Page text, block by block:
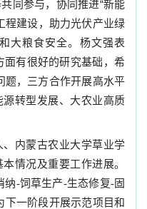
同参与，协同推进“新能
程建设，助力光伏产业绿
大粮食安全。杨文强表
面有很好的研究基础，希
题，三方合作开展高水平
转型发展、大农业高质
内蒙古农业大学草业学
情况及重要工作进展。
纳-饲草生产-生态修复-固
下一阶段开展示范项目和